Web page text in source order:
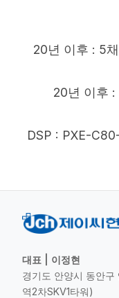
20년 이후 : 5
20년 이후
DSP : PXE-
대표 | 이정현
경기도 안양시 동안구
역2차SKV1타워)